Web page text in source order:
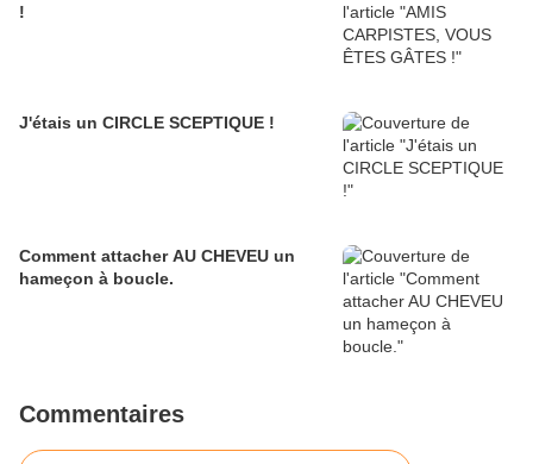
!
J'étais un CIRCLE SCEPTIQUE !
Comment attacher AU CHEVEU un
hameçon à boucle.
Commentaires